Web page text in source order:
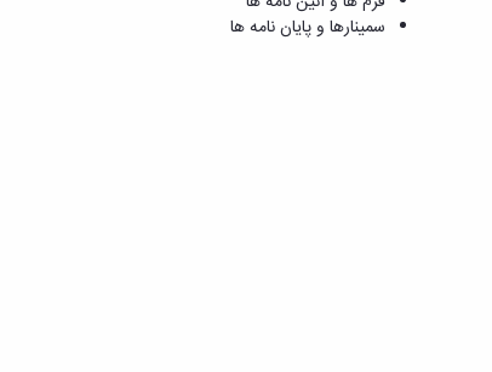
سمینارها و پایان نامه ها